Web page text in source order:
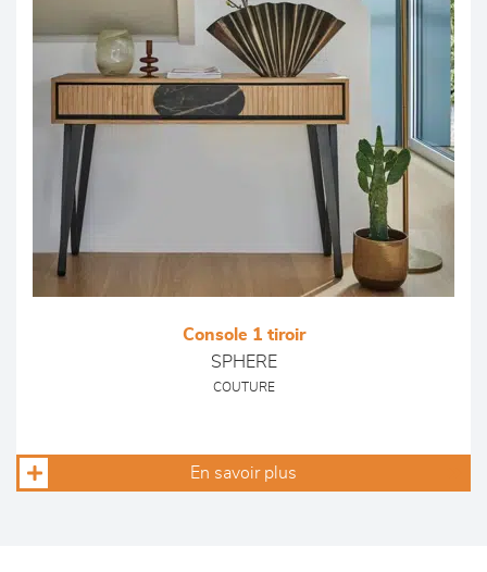
Console 1 tiroir
SPHERE
COUTURE
En savoir plus